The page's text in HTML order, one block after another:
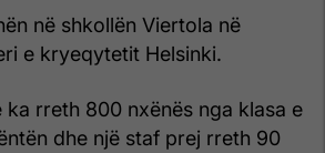
në shkollën Viertola në
e kryeqytetit Helsinki.
ka rreth 800 nxënës nga klasa e
dhe një staf prej rreth 90